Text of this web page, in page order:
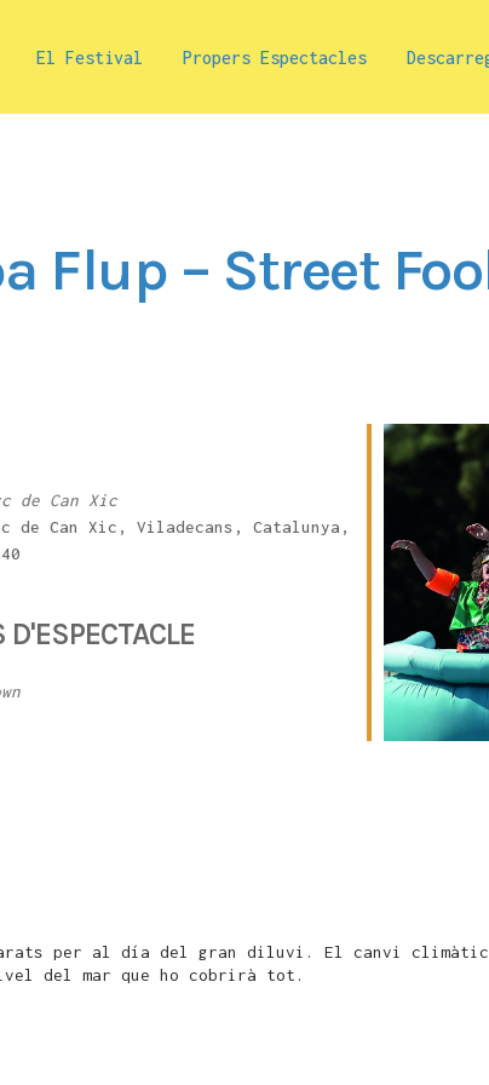
El Festival Propers Espectacles
Flup – Street
de Can Xic
de Can Xic, Viladecans, Catalunya,
D'ESPECTACLE
per al día del gran diluvi. El canvi
del mar que ho cobrirà tot.